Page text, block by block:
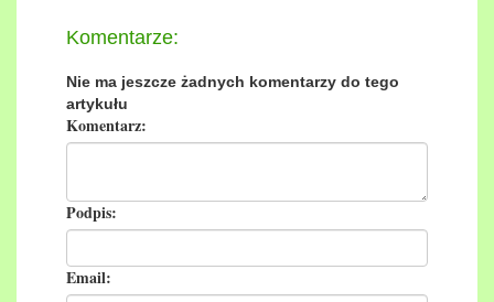
Komentarze:
Nie ma jeszcze żadnych komentarzy do tego
artykułu
Komentarz:
Podpis:
Email: